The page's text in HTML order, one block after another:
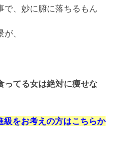
で、妙に腑に落ちるもん
、
ってる女は絶対に痩せな
をお考えの方はこちらか